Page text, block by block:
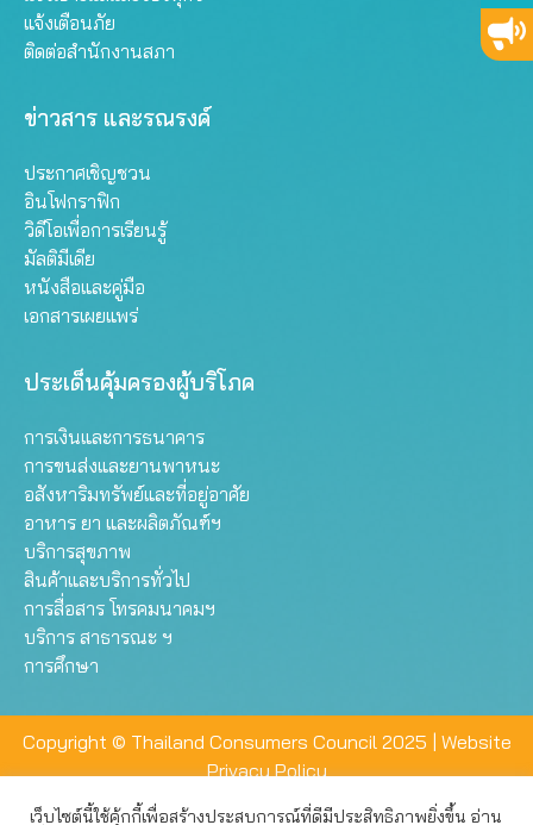
แจ้งเตือนภัย
ติดต่อสำนักงานสภา
ข่าวสาร และรณรงค์
ประกาศเชิญชวน
อินโฟกราฟิก
วิดีโอเพื่อการเรียนรู้
มัลติมีเดีย
หนังสือและคู่มือ
เอกสารเผยแพร่
ประเด็นคุ้มครองผู้บริโภค
การเงินและการธนาคาร
การขนส่งและยานพาหนะ
อสังหาริมทรัพย์และที่อยู่อาศัย
อาหาร ยา และผลิตภัณฑ์ฯ
บริการสุขภาพ
สินค้าและบริการทั่วไป
การสื่อสาร โทรคมนาคมฯ
บริการ สาธารณะ ฯ
การศึกษา
Copyright © Thailand Consumers Council 2025 | Website
Privacy Policy
เว็บไซต์นี้ใช้คุ้กกี้เพื่อสร้างประสบการณ์ที่ดีมีประสิทธิภาพยิ่งขึ้น อ่าน